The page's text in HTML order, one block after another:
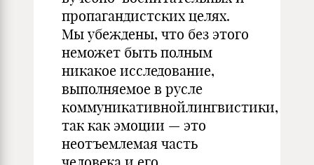
пропагандистских целях.
Мы убеждены, что без этого
неможет быть полным
никакое исследование,
выполняемое в русле
коммуникативнойлингвистики,
так как эмоции — это
неотъемлемая часть